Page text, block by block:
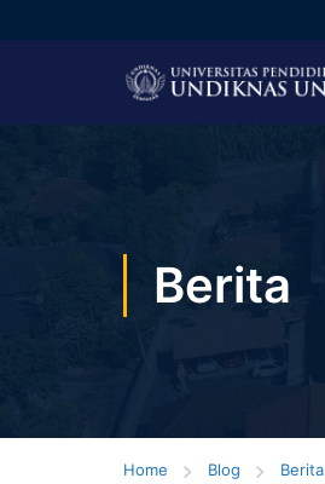
Berita
Home Blog Berita